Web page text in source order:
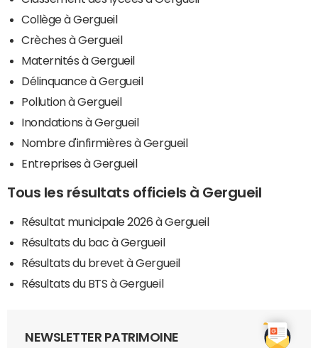
Collège à Gergueil
Crèches à Gergueil
Maternités à Gergueil
Délinquance à Gergueil
Pollution à Gergueil
Inondations à Gergueil
Nombre d'infirmières à Gergueil
Entreprises à Gergueil
Tous les résultats officiels à Gergueil
Résultat municipale 2026 à Gergueil
Résultats du bac à Gergueil
Résultats du brevet à Gergueil
Résultats du BTS à Gergueil
NEWSLETTER PATRIMOINE